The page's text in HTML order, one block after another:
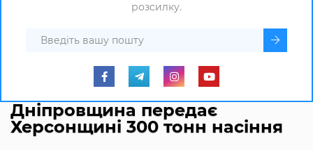
розсилку.
Дніпровщина передає
Херсонщині 300 тонн насіння